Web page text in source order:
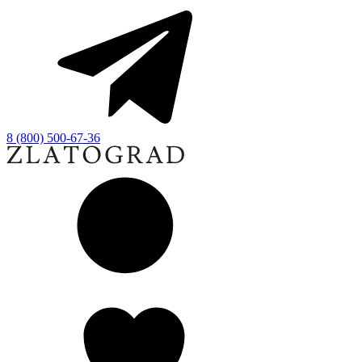
8 (800) 500-67-36